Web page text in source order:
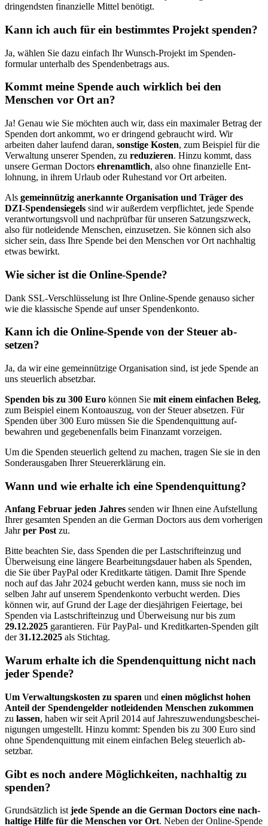
dringendsten finanzielle Mittel benötigt.
Kann ich auch für ein bestimmtes Projekt spenden?
Ja, wählen Sie da­zu einfach Ihr Wunsch-Projekt im Spenden­
formular unterhalb des Spenden­betrags aus.
Kommt meine Spende auch wirklich bei den
Menschen vor Ort an?
Ja! Genau wie Sie möchten auch wir, dass ein maxi­maler Betrag der
Spenden dort an­kommt, wo er dringend ge­braucht wird. Wir
arbeiten daher laufend daran, sonstige Kosten, zum Beispiel für die
Ver­waltung unserer Spenden, zu reduzieren. Hin­zu kommt, dass
unsere German Doctors ehren­amtlich, also ohne finanzielle Ent­
lohnung, in ihrem Urlaub oder Ruhe­stand vor Ort arbeiten.
Als gemein­nützig anerkannte Organisation und Träger des
DZI-Spenden­siegels sind wir außerdem ver­pflichtet, jede Spende
verantwortungs­voll und nach­prüfbar für unseren Satzungs­zweck,
also für not­leidende Menschen, ein­zu­setzen. Sie können sich also
sicher sein, dass Ihre Spende bei den Menschen vor Ort nach­haltig
etwas bewirkt.
Wie sicher ist die Online-Spende?
Dank SSL-Ver­schlüsselung ist Ihre Online-Spende genau­so sicher
wie die klassische Spende auf unser Spenden­konto.
Kann ich die Online-Spende von der Steuer ab­
setzen?
Ja, da wir eine gemein­nützige Organisation sind, ist jede Spende an
uns steuerlich ab­setzbar.
Spenden bis zu 300 Euro können Sie mit einem ein­fachen Beleg,
zum Beispiel einem Konto­auszug, von der Steuer ab­setzen. Für
Spenden über 300 Euro müssen Sie die Spenden­quittung auf­
bewahren und gegebenen­falls beim Finanzamt vor­zeigen.
Um die Spenden steuerlich geltend zu machen, tragen Sie sie in den
Sonder­ausgaben Ihrer Steuer­erklärung ein.
Wann und wie erhalte ich eine Spenden­quittung?
An­fang Februar jeden Jahres senden wir Ihnen eine Auf­stellung
Ihrer gesamten Spenden an die German Doctors aus dem vor­herigen
Jahrper Postzu.
Bitte beachten Sie, dass Spenden die per Last­schrifteinzug und
Über­weisung eine längere Bearbeitungs­dauer haben als Spenden,
die Sie über PayPal oder Kreditkarte tätigen. Damit Ihre Spende
noch auf das Jahr 2024 gebucht werden kann, muss sie noch im
selben Jahr auf unserem Spenden­konto ver­bucht werden. Dies
können wir, auf Grund der Lage der dies­jährigen Feiertage, bei
Spenden via Lastschrift­einzug und Über­weisung nur bis zum
29.12.2025 garantieren. Für PayPal- und Kredit­karten-Spenden gilt
der31.12.2025 als Stichtag.
Warum erhalte ich die Spenden­quittung nicht nach
jeder Spende?
Um Verwaltungs­kosten zu sparen und einen möglichst hohen
Anteil der Spenden­gelder not­leidenden Menschen zu­kommen
zu lassen, haben wir seit April 2014 auf Jahres­zu­wendungs­beschei­
nigung­en um­ge­stellt. Hin­zu kommt: Spenden bis zu 300 Euro sind
ohne Spenden­quittung mit einem ein­fachen Beleg steuerlich ab­
setzbar.
Gibt es noch andere Möglich­keiten, nach­haltig zu
spenden?
Grundsätzlich ist jede Spende an die German Doctors eine nach­
haltige Hilfe für die Menschen vor Ort. Neben der Online-Spende